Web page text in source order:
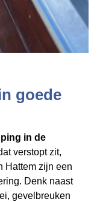
goede
in de
verstopt zit,
Hattem zijn een
Denk naast
gevelbreuken